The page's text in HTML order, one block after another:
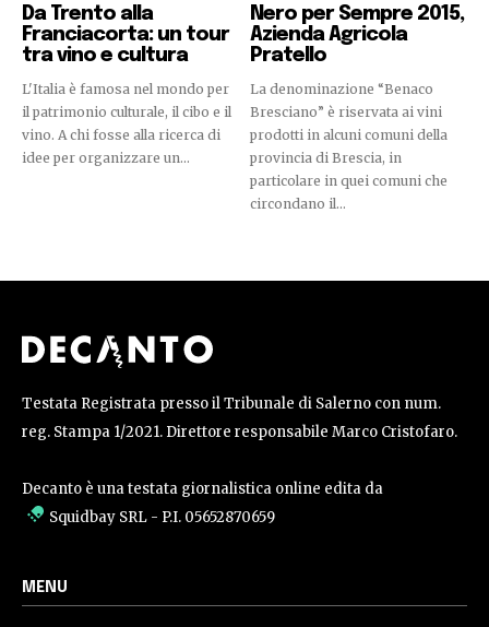
Da Trento alla
Franciacorta: un tour
tra vino e cultura
L'Italia è famosa nel mondo per
il patrimonio culturale, il cibo e il
vino. A chi fosse alla ricerca di
idee per organizzare un...
Nero per Sempre 2015,
Azienda Agricola
Pratello
La denominazione “Benaco
Bresciano” è riservata ai vini
prodotti in alcuni comuni della
provincia di Brescia, in
particolare in quei comuni che
circondano il...
Testata Registrata presso il Tribunale di Salerno con num.
reg. Stampa 1/2021. Direttore responsabile Marco Cristofaro.
Decanto è una testata giornalistica online edita da
Squidbay SRL - P.I. 05652870659
MENU